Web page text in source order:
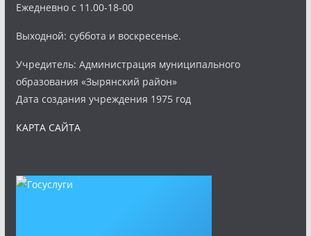
Ежедневно с 11.00-18-00
Выходной: суббота и воскресенье.
Учредитель: Администрация муниципального
образования «Зырянский район»
Дата создания учреждения 1975 год
КАРТА САЙТА